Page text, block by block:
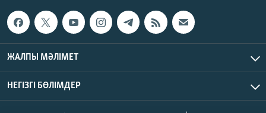
ЖАЛПЫ МӘЛІМЕТ
НЕГІЗГІ БӨЛІМДЕР